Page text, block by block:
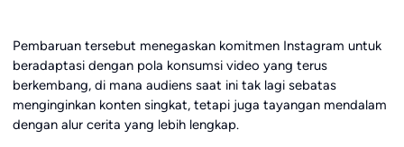
Pembaruan tersebut menegaskan komitmen Instagram untuk
beradaptasi dengan pola konsumsi video yang terus
berkembang, di mana audiens saat ini tak lagi sebatas
menginginkan konten singkat, tetapi juga tayangan mendalam
dengan alur cerita yang lebih lengkap.